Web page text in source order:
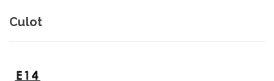
Culot